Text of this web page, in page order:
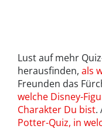
Lust auf mehr
herausfinden, als
Freunden das
welche Disney-
Charakter Du bist.
Potter-Quiz, in